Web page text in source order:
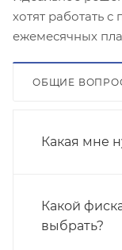
хотят работать
ежемесячных
ОБЩИЕ
Какая мне
Какой
выбрать?